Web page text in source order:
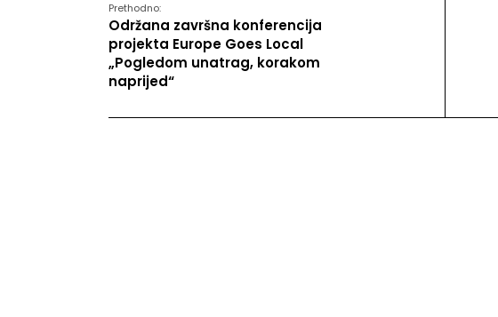
Prethodno:
Održana završna konferencija
projekta Europe Goes Local
„Pogledom unatrag, korakom
naprijed“